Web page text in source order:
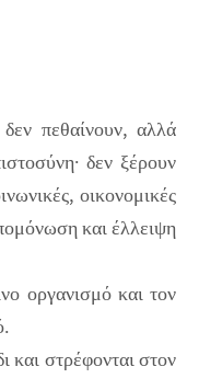
πεθαίνουν, αλλά
δεν ξέρουν
οικονομικές
και έλλειψη
οργανισμό και τον
και στρέφονται στον